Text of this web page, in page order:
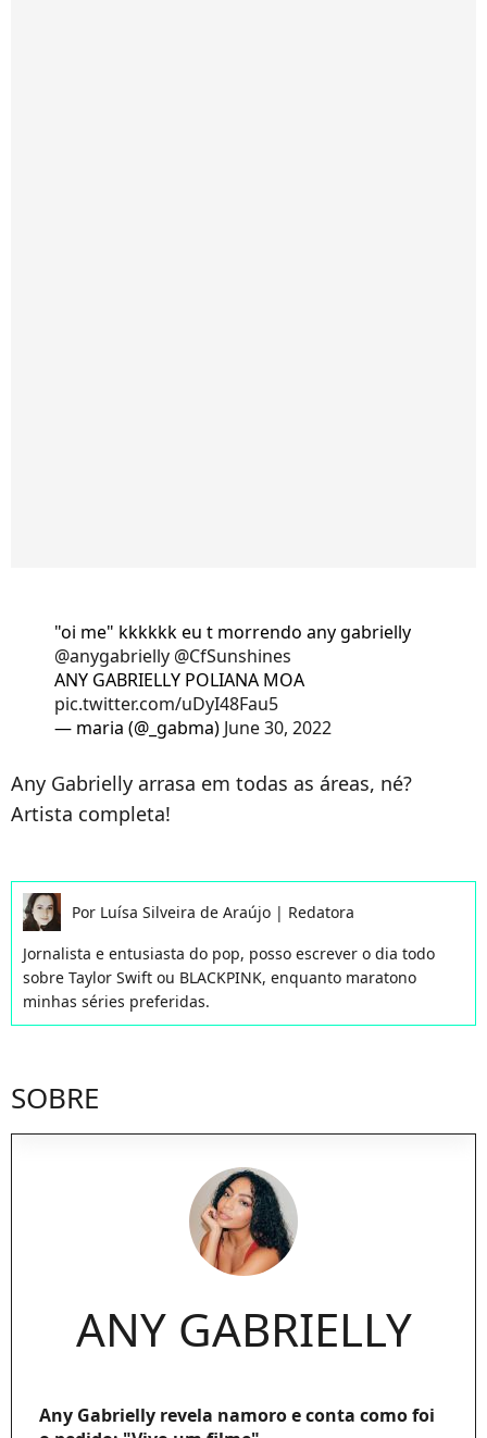
"oi me" kkkkkk eu t morrendo any gabrielly
@anygabrielly @CfSunshines
ANY GABRIELLY POLIANA MOA
pic.twitter.com/uDyI48Fau5
— maria (@_gabma) June 30, 2022
Any Gabrielly arrasa em todas as áreas, né?
Artista completa!
Por Luísa Silveira de Araújo | Redatora
Jornalista e entusiasta do pop, posso escrever o dia todo
sobre Taylor Swift ou BLACKPINK, enquanto maratono
minhas séries preferidas.
SOBRE
ANY GABRIELLY
Any Gabrielly revela namoro e conta como foi